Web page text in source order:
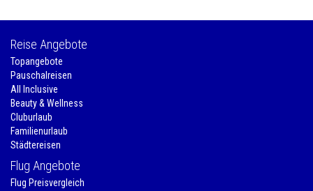
Reise Angebote
Topangebote
Pauschalreisen
All Inclusive
Beauty & Wellness
Cluburlaub
Familienurlaub
Städtereisen
Flug Angebote
Flug Preisvergleich